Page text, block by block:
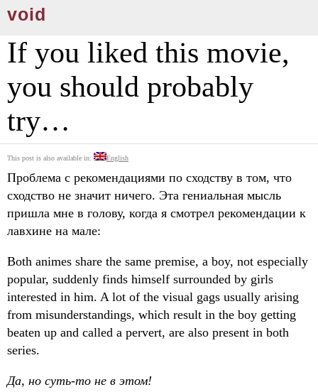
void
If you liked this movie,
you should probably
try…
This post is also available in: English
Проблема с рекомендациями по сходству в том, что
сходство не значит ничего. Эта гениальная мысль
пришла мне в голову, когда я смотрел рекомендации к
лавхине на мале:
Both animes share the same premise, a boy, not especially
popular, suddenly finds himself surrounded by girls
interested in him. A lot of the visual gags usually arising
from misunderstandings, which result in the boy getting
beaten up and called a pervert, are also present in both
series.
Да, но суть-то не в этом!